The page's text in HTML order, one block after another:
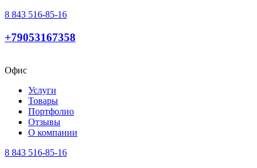
8 843 516-85-16
+79053167358
Офис
Услуги
Товары
Портфолио
Отзывы
О компании
8 843 516-85-16